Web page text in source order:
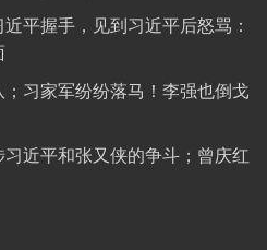
平握手，见到习近平后怒骂：
习家军纷纷落马！李强也倒戈
近平和张又侠的争斗；曾庆红